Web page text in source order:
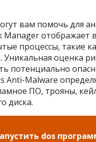
вам помочь для
отображает
процессы, такие
Уникальная оценка
потенциально
Anti-Malware
ПО, трояны,
диска.
dos